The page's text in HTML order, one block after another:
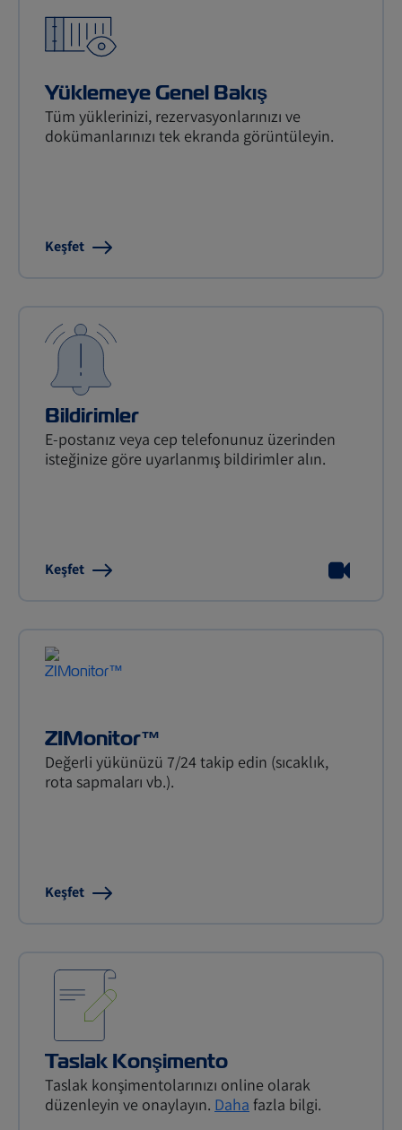
Yüklemeye Genel Bakış
Tüm yüklerinizi, rezervasyonlarınızı ve
dokümanlarınızı tek ekranda görüntüleyin.
Keşfet
Bildirimler
E-postanız veya cep telefonunuz üzerinden
isteğinize göre uyarlanmış bildirimler alın.
Keşfet
ZIMonitor™
Değerli yükünüzü 7/24 takip edin (sıcaklık,
rota sapmaları vb.).
Keşfet
Taslak Konşimento
Taslak konşimentolarınızı online olarak
düzenleyin ve onaylayın. Daha fazla bilgi.